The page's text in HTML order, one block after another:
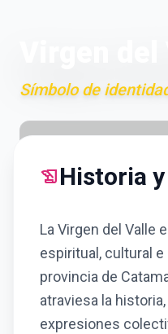
Símbolo de
history_eduHistoria
La Virgen del Valle
espiritual, cultural
provincia de
atraviesa la
expresiones